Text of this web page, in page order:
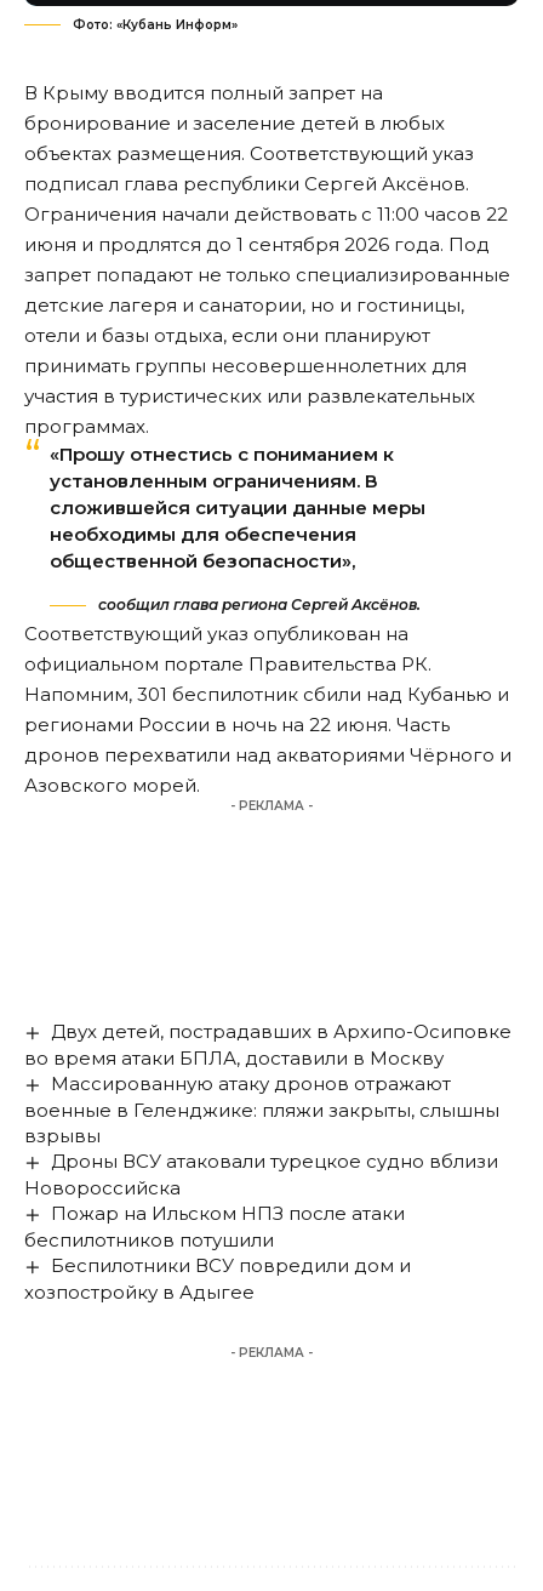
Фото: «Кубань Информ»
В Крыму вводится полный запрет на
бронирование и заселение детей в любых
объектах размещения. Соответствующий указ
подписал глава республики Сергей Аксёнов.
Ограничения начали действовать с 11:00 часов 22
июня и продлятся до 1 сентября 2026 года. Под
запрет попадают не только специализированные
детские лагеря и санатории, но и гостиницы,
отели и базы отдыха, если они планируют
принимать группы несовершеннолетних для
участия в туристических или развлекательных
программах.
«Прошу отнестись с пониманием к
установленным ограничениям. В
сложившейся ситуации данные меры
необходимы для обеспечения
общественной безопасности»,
сообщил глава региона Сергей Аксёнов.
Соответствующий указ опубликован на
официальном портале Правительства РК.
Напомним, 301 беспилотник сбили над Кубанью и
регионами России в ночь на 22 июня. Часть
дронов перехватили над акваториями Чёрного и
Азовского морей.
- РЕКЛАМА -
Двух детей, пострадавших в Архипо-Осиповке
во время атаки БПЛА, доставили в Москву
Массированную атаку дронов отражают
военные в Геленджике: пляжи закрыты, слышны
взрывы
Дроны ВСУ атаковали турецкое судно вблизи
Новороссийска
Пожар на Ильском НПЗ после атаки
беспилотников потушили
Беспилотники ВСУ повредили дом и
хозпостройку в Адыгее
- РЕКЛАМА -